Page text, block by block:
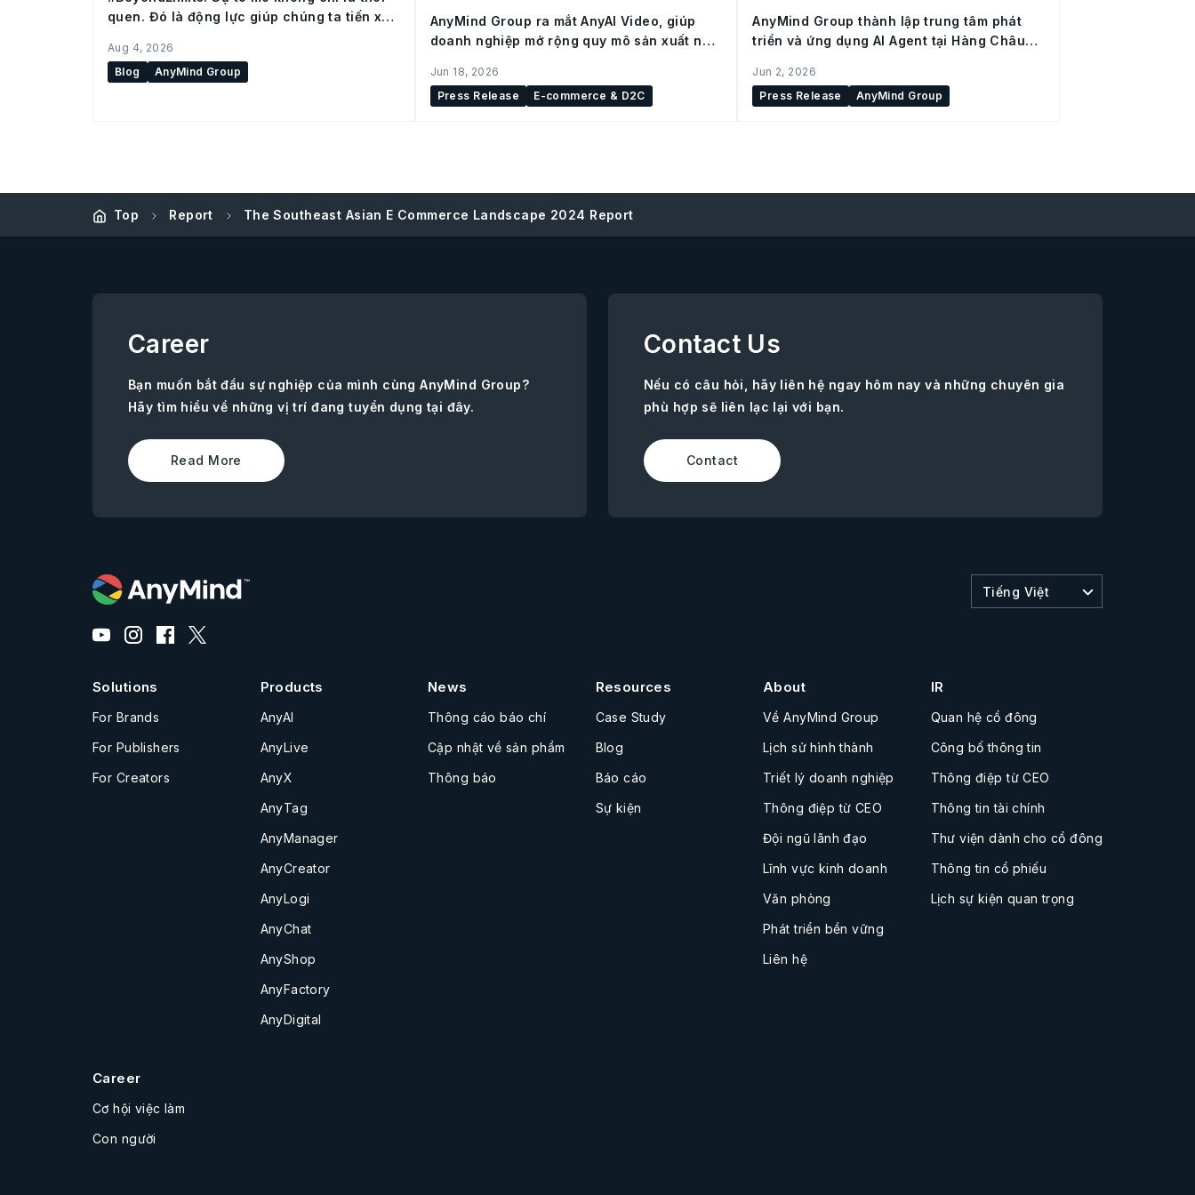
quen. Đó là động lực giúp chúng ta tiến xa
Aug 4, 2026
Blog
AnyMind Group
AnyMind Group ra mắt AnyAI Video, giúp
doanh nghiệp mở rộng quy mô sản xuất nội
Jun 18, 2026
Press Release
E-commerce & D2C
AnyMind Group thành lập trung tâm phát
triển và ứng dụng AI Agent tại Hàng Châu
Jun 2, 2026
Press Release
AnyMind Group
Top Report The Southeast Asian E Commerce Landscape 2024 Report
Career
Bạn muốn bắt đầu sự nghiệp của mình cùng AnyMind Group?
Hãy tìm hiểu về những vị trí đang tuyển dụng tại đây.
Read More
Contact Us
Nếu có câu hỏi, hãy liên hệ ngay hôm nay và những chuyên gia
phù hợp sẽ liên lạc lại với bạn.
Contact
Tiếng Việt
Solutions
For Brands
For Publishers
For Creators
Products
AnyAI
AnyLive
AnyX
AnyTag
AnyManager
AnyCreator
AnyLogi
AnyChat
AnyShop
AnyFactory
AnyDigital
News
Thông cáo báo chí
Cập nhật về sản phẩm
Thông báo
Resources
Case Study
Blog
Báo cáo
Sự kiện
About
Về AnyMind Group
Lịch sử hình thành
Triết lý doanh nghiệp
Thông điệp từ CEO
Đội ngũ lãnh đạo
Lĩnh vực kinh doanh
Văn phòng
Phát triển bền vững
Liên hệ
IR
Quan hệ cổ đông
Công bố thông tin
Thông điệp từ CEO
Thông tin tài chính
Thư viện dành cho cổ đông
Thông tin cổ phiếu
Lịch sự kiện quan trọng
Career
Cơ hội việc làm
Con người